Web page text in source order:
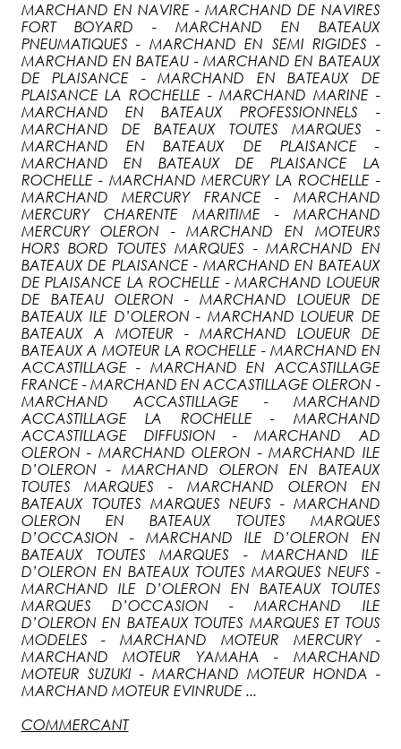
MARCHAND EN NAVIRE - MARCHAND DE NAVIRES
FORT BOYARD - MARCHAND EN BATEAUX
PNEUMATIQUES - MARCHAND EN SEMI RIGIDES -
MARCHAND EN BATEAU - MARCHAND EN BATEAUX
DE PLAISANCE - MARCHAND EN BATEAUX DE
PLAISANCE LA ROCHELLE - MARCHAND MARINE -
MARCHAND EN BATEAUX PROFESSIONNELS -
MARCHAND DE BATEAUX TOUTES MARQUES -
MARCHAND EN BATEAUX DE PLAISANCE -
MARCHAND EN BATEAUX DE PLAISANCE LA
ROCHELLE - MARCHAND MERCURY LA ROCHELLE -
MARCHAND MERCURY FRANCE - MARCHAND
MERCURY CHARENTE MARITIME - MARCHAND
MERCURY OLERON - MARCHAND EN MOTEURS
HORS BORD TOUTES MARQUES - MARCHAND EN
BATEAUX DE PLAISANCE - MARCHAND EN BATEAUX
DE PLAISANCE LA ROCHELLE - MARCHAND LOUEUR
DE BATEAU OLERON - MARCHAND LOUEUR DE
BATEAUX ILE D’OLERON - MARCHAND LOUEUR DE
BATEAUX A MOTEUR - MARCHAND LOUEUR DE
BATEAUX A MOTEUR LA ROCHELLE - MARCHAND EN
ACCASTILLAGE - MARCHAND EN ACCASTILLAGE
FRANCE - MARCHAND EN ACCASTILLAGE OLERON -
MARCHAND ACCASTILLAGE - MARCHAND
ACCASTILLAGE LA ROCHELLE - MARCHAND
ACCASTILLAGE DIFFUSION - MARCHAND AD
OLERON - MARCHAND OLERON - MARCHAND ILE
D’OLERON - MARCHAND OLERON EN BATEAUX
TOUTES MARQUES - MARCHAND OLERON EN
BATEAUX TOUTES MARQUES NEUFS - MARCHAND
OLERON EN BATEAUX TOUTES MARQUES
D’OCCASION - MARCHAND ILE D’OLERON EN
BATEAUX TOUTES MARQUES - MARCHAND ILE
D’OLERON EN BATEAUX TOUTES MARQUES NEUFS -
MARCHAND ILE D’OLERON EN BATEAUX TOUTES
MARQUES D’OCCASION - MARCHAND ILE
D’OLERON EN BATEAUX TOUTES MARQUES ET TOUS
MODELES - MARCHAND MOTEUR MERCURY -
MARCHAND MOTEUR YAMAHA - MARCHAND
MOTEUR SUZUKI - MARCHAND MOTEUR HONDA -
MARCHAND MOTEUR EVINRUDE ...
COMMERCANT